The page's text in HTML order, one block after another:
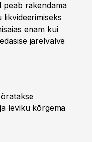
peab rakendama
likvideerimiseks
enam kui
järelvalve
leviku kõrgema